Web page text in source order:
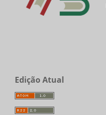
Edição Atual